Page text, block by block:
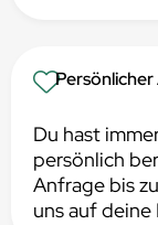
Du hast
persönlich
Anfrage bis
uns auf deine